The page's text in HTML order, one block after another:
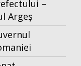
–
Argeș